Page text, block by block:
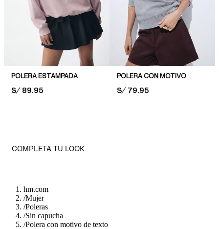
POLERA ESTAMPADA
PRICE:
S/ 89.95
POLERA CON MOTIVO
PRICE:
S/ 79.95
COMPLETA TU LOOK
hm.com
/Mujer
/Poleras
/Sin capucha
/Polera con motivo de texto